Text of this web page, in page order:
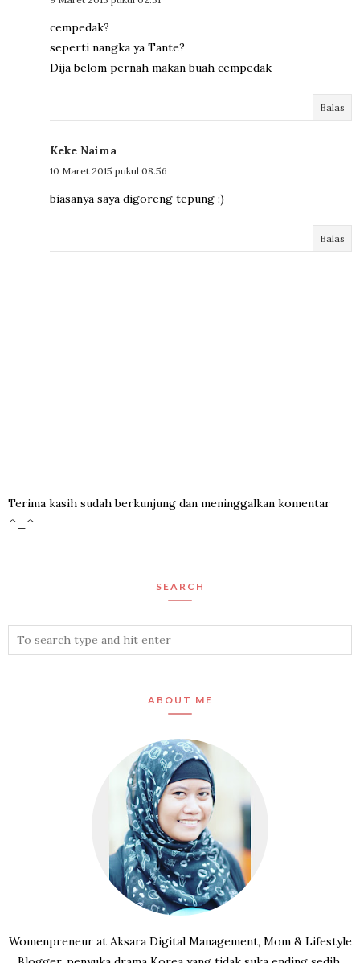
cempedak?
seperti nangka ya Tante?
Dija belom pernah makan buah cempedak
Balas
Keke Naima
10 Maret 2015 pukul 08.56
biasanya saya digoreng tepung :)
Balas
Terima kasih sudah berkunjung dan meninggalkan komentar
^_^
SEARCH
ABOUT ME
Womenpreneur at Aksara Digital Management, Mom & Lifestyle